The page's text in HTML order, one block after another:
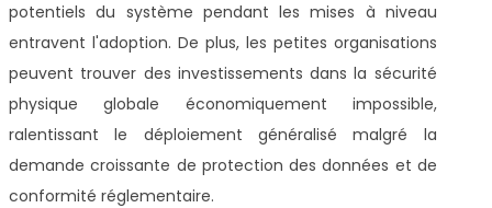
potentiels du système pendant les mises à niveau
entravent l'adoption. De plus, les petites organisations
peuvent trouver des investissements dans la sécurité
physique globale économiquement impossible,
ralentissant le déploiement généralisé malgré la
demande croissante de protection des données et de
conformité réglementaire.